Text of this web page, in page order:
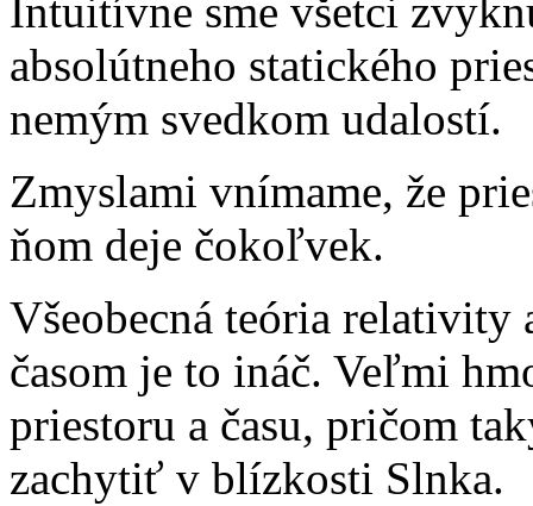
Intuitívne sme všetci
absolútneho statického
nemým svedkom udalostí.
Zmyslami vnímame, že
ňom deje čokoľvek.
Všeobecná teória relativity
časom je to ináč. Veľmi
priestoru a času, pričom
zachytiť v blízkosti Slnka.